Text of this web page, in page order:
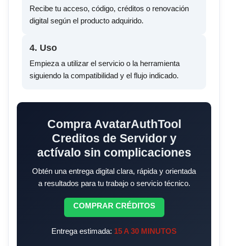
Recibe tu acceso, código, créditos o renovación
digital según el producto adquirido.
4. Uso
Empieza a utilizar el servicio o la herramienta
siguiendo la compatibilidad y el flujo indicado.
Compra AvatarAuthTool
Creditos de Servidor y
actívalo sin complicaciones
Obtén una entrega digital clara, rápida y orientada
a resultados para tu trabajo o servicio técnico.
COMPRAR CRÉDITOS
Entrega estimada: 15 A 30 MINUTOS